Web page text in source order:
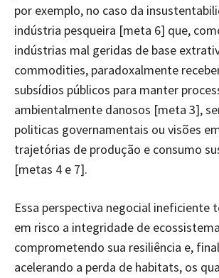
por exemplo, no caso da
indústria pesqueira [meta 6] que,
indústrias mal geridas de base
commodities, paradoxalmente
subsídios públicos para manter
ambientalmente danosos [meta 3],
politicas governamentais ou visões
trajetórias de produção e consumo
[metas 4 e 7].
Essa perspectiva negocial ineficiente
em risco a integridade de
comprometendo sua resiliência e,
acelerando a perda de habitats, os